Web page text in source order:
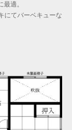
適。
にてバーベキューな